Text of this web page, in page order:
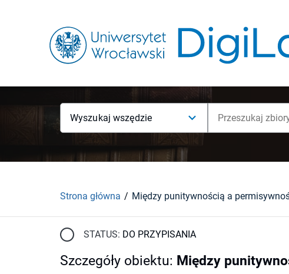
Wyszukaj wszędzie
Strona główna
STATUS: DO PRZYPISANIA
Szczegóły obiektu: Między